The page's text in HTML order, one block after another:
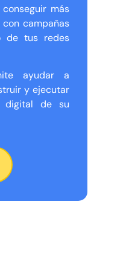
más
campañas
de tus redes
ayudar a
y ejecutar
digital de su